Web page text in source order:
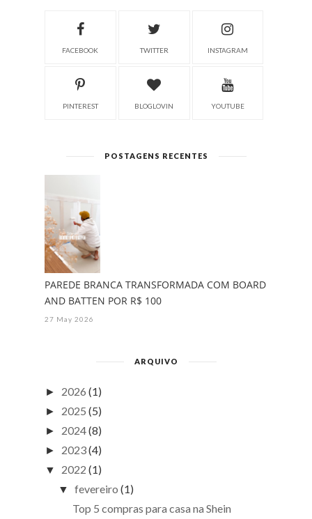
FACEBOOK TWITTER INSTAGRAM
PINTEREST BLOGLOVIN YOUTUBE
POSTAGENS RECENTES
PAREDE BRANCA TRANSFORMADA COM BOARD
AND BATTEN POR R$ 100
27 May 2026
ARQUIVO
► 2026 (1)
► 2025 (5)
► 2024(8)
► 2023(4)
▼ 2022 (1)
▼ fevereiro (1)
Top 5 compras para casa na Shein